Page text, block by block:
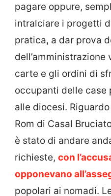
pagare oppure,
intralciare i progetti
pratica, a dar prova
dell’amministrazione
carte e gli ordini di
occupanti delle case
alle diocesi.
Rom di Casal
è stato di andare
richieste, con
opponevano
popolari ai nomadi.